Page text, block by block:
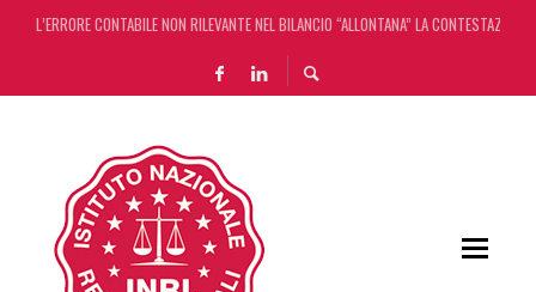
L’ERRORE CONTABILE NON RILEVANTE NEL BILANCIO “ALLONTANA” LA CONTESTAZIONE
DECRETO OMNIBUS: CON IL CONCORDATO UNO ‘SCUDO’ FISCALE DI 4 ANNI
CHIUSURA ESTIVA DELLA RASSEGNA STAMPA INRL: DAL 10 AL 24 AGOSTO